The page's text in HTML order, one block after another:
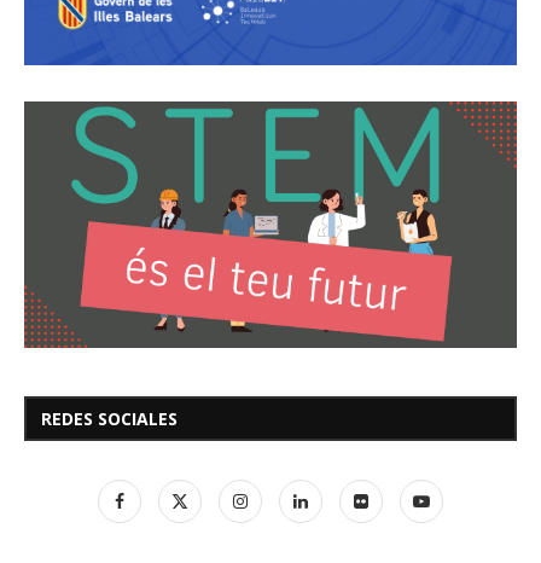
REDES SOCIALES